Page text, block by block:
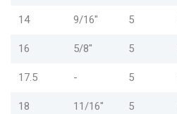
14 9/16" 5
16 5/8" 5
17.5 - 5
18 11/16" 5